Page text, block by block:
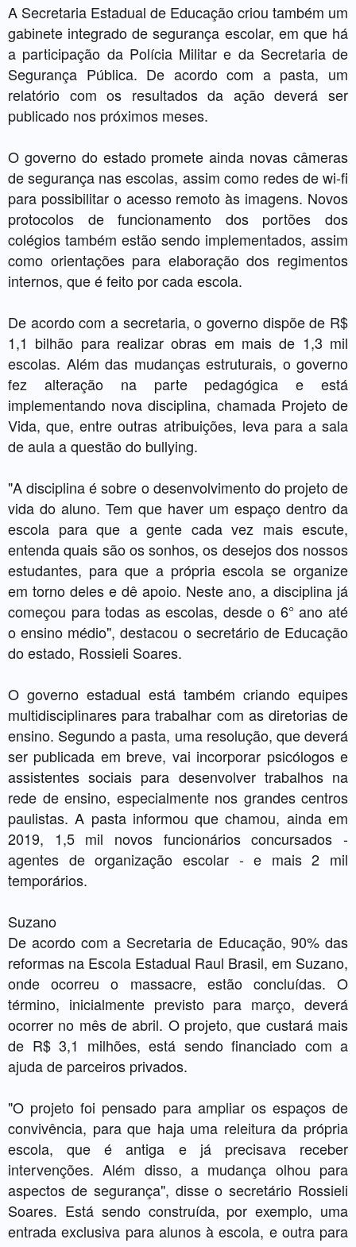
A Secretaria Estadual de Educação criou também um
gabinete integrado de segurança escolar, em que há
a participação da Polícia Militar e da Secretaria de
Segurança Pública. De acordo com a pasta, um
relatório com os resultados da ação deverá ser
publicado nos próximos meses.
O governo do estado promete ainda novas câmeras
de segurança nas escolas, assim como redes de wi-fi
para possibilitar o acesso remoto às imagens. Novos
protocolos de funcionamento dos portões dos
colégios também estão sendo implementados, assim
como orientações para elaboração dos regimentos
internos, que é feito por cada escola.
De acordo com a secretaria, o governo dispõe de R$
1,1 bilhão para realizar obras em mais de 1,3 mil
escolas. Além das mudanças estruturais, o governo
fez alteração na parte pedagógica e está
implementando nova disciplina, chamada Projeto de
Vida, que, entre outras atribuições, leva para a sala
de aula a questão do bullying.
"A disciplina é sobre o desenvolvimento do projeto de
vida do aluno. Tem que haver um espaço dentro da
escola para que a gente cada vez mais escute,
entenda quais são os sonhos, os desejos dos nossos
estudantes, para que a própria escola se organize
em torno deles e dê apoio. Neste ano, a disciplina já
começou para todas as escolas, desde o 6° ano até
o ensino médio", destacou o secretário de Educação
do estado, Rossieli Soares.
O governo estadual está também criando equipes
multidisciplinares para trabalhar com as diretorias de
ensino. Segundo a pasta, uma resolução, que deverá
ser publicada em breve, vai incorporar psicólogos e
assistentes sociais para desenvolver trabalhos na
rede de ensino, especialmente nos grandes centros
paulistas. A pasta informou que chamou, ainda em
2019, 1,5 mil novos funcionários concursados -
agentes de organização escolar - e mais 2 mil
temporários.
Suzano
De acordo com a Secretaria de Educação, 90% das
reformas na Escola Estadual Raul Brasil, em Suzano,
onde ocorreu o massacre, estão concluídas. O
término, inicialmente previsto para março, deverá
ocorrer no mês de abril. O projeto, que custará mais
de R$ 3,1 milhões, está sendo financiado com a
ajuda de parceiros privados.
"O projeto foi pensado para ampliar os espaços de
convivência, para que haja uma releitura da própria
escola, que é antiga e já precisava receber
intervenções. Além disso, a mudança olhou para
aspectos de segurança", disse o secretário Rossieli
Soares. Está sendo construída, por exemplo, uma
entrada exclusiva para alunos à escola, e outra para